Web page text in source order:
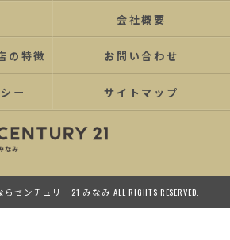
会社概要
の特徴 お問い合わせ
ー サイトマップ
ンチュリー21 みなみ ALL RIGHTS RESERVED.